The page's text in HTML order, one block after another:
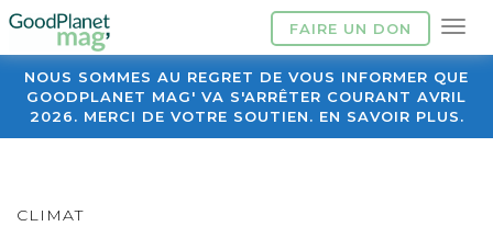
FAIRE UN DON
NOUS SOMMES AU REGRET DE VOUS INFORMER QUE
GOODPLANET MAG' VA S'ARRÊTER COURANT AVRIL
2026. MERCI DE VOTRE SOUTIEN. EN SAVOIR PLUS.
CLIMAT